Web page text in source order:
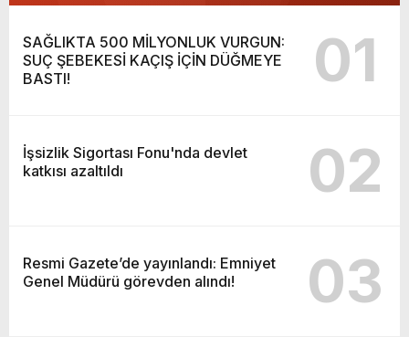
SAĞLIKTA 500 MİLYONLUK VURGUN:
SUÇ ŞEBEKESİ KAÇIŞ İÇİN DÜĞMEYE
BASTI!
01
İşsizlik Sigortası Fonu'nda devlet
katkısı azaltıldı
02
Resmi Gazete’de yayınlandı: Emniyet
Genel Müdürü görevden alındı!
03